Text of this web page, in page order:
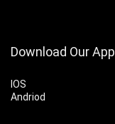
Download Our App
IOS
Andriod